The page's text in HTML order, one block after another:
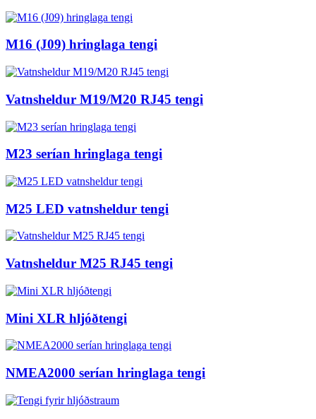
M16 (J09) hringlaga tengi
Vatnsheldur M19/M20 RJ45 tengi
M23 serían hringlaga tengi
M25 LED vatnsheldur tengi
Vatnsheldur M25 RJ45 tengi
Mini XLR hljóðtengi
NMEA2000 serían hringlaga tengi